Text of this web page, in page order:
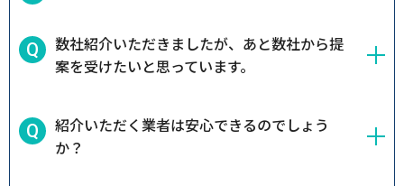
数社紹介いただきましたが、あと数社から提
案を受けたいと思っています。
紹介いただく業者は安心できるのでしょう
か？